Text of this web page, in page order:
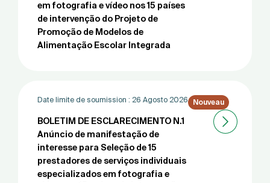
em fotografia e vídeo nos 15 países
de intervenção do Projeto de
Promoção de Modelos de
Alimentação Escolar Integrada
Date limite de soumission : 26 Agosto 2026 Nouveau
BOLETIM DE ESCLARECIMENTO N.1
Anúncio de manifestação de
interesse para Seleção de 15
prestadores de serviços individuais
especializados em fotografia e